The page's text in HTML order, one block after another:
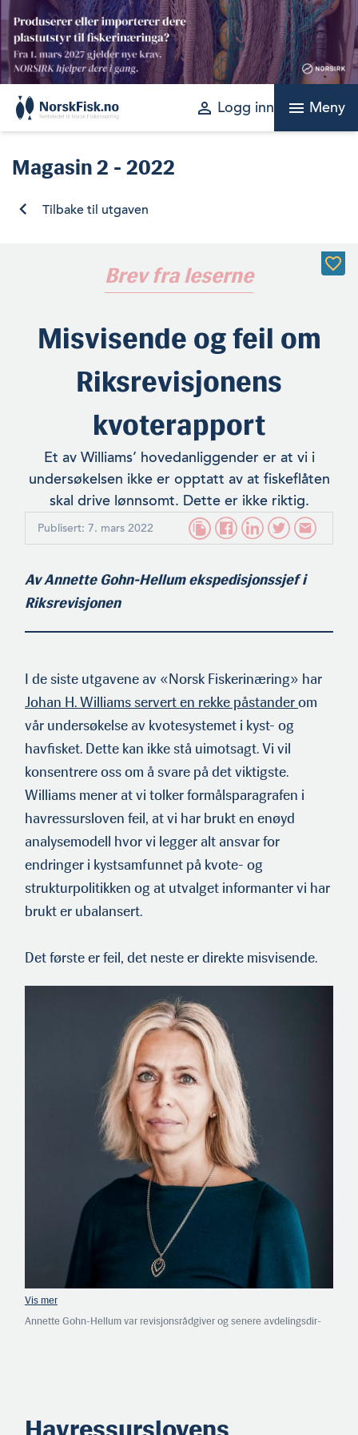
Skip
content
perm_identity Logg inn menu Meny
Magasin2 - 2022
Tilbake til utgaven
Brev fra leserne
Misvisende og feil om
Riksrevisjonens
kvoterapport
Et av Williams’ hovedanliggender er at vi i
undersøkelsen ikke er opptatt av at fiskeflåten
skal drive lønnsomt. Dette er ikke riktig.
Publisert: 7. mars 2022
Av Annette Gohn-Hellum ekspedisjonssjef i
Riksrevisjonen
I de siste utgavene av «Norsk Fiskerinæring» har
Johan H. Wil­liams servert en rekke påstanderom
vår undersøkelse av kvotesys­temet i kyst- og
havfisket. Dette kan ikke stå uimotsagt. Vi vil
konsentrere oss om å svare på det viktigste.
Williams mener at vi tolker formålsparagrafen i
havressursloven feil, at vi har brukt en enøyd
analysemodell hvor vi legger alt ansvar for
endringer i kystsamfunnet på kvote- og
strukturpolitikken og at utvalget informanter vi har
brukt er ubalansert.
Det første er feil, det neste er direkte misvisende.
Annette Gohn-Hellum var revisjonsrådgiver og senere avdelingsdir­